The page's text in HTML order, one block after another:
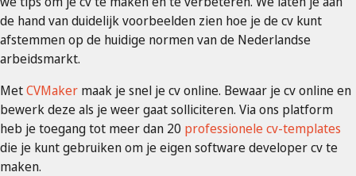
de hand van duidelijk voorbeelden zien hoe je de cv kunt
afstemmen op de huidige normen van de Nederlandse
arbeidsmarkt.
MetCVMaker maak je snel je cv online. Bewaar je cv online en
bewerk deze als je weer gaat solliciteren. Via ons platform
heb je toegang tot meer dan 20 professionele cv-templates
die je kunt gebruiken om je eigen software developer cv te
maken.